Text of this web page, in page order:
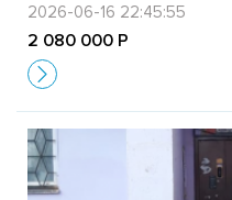
2026-06-16 22:45:55
2 080 000 Р